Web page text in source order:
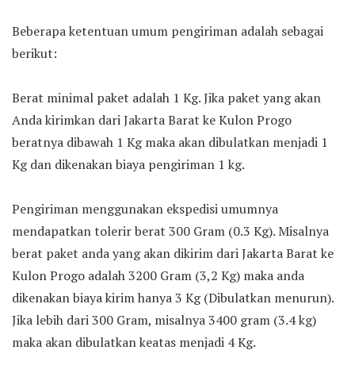
Beberapa ketentuan umum pengiriman adalah sebagai
berikut:
Berat minimal paket adalah 1 Kg. Jika paket yang akan
Anda kirimkan dari Jakarta Barat ke Kulon Progo
beratnya dibawah 1 Kg maka akan dibulatkan menjadi 1
Kg dan dikenakan biaya pengiriman 1 kg.
Pengiriman menggunakan ekspedisi umumnya
mendapatkan tolerir berat 300 Gram (0.3 Kg). Misalnya
berat paket anda yang akan dikirim dari Jakarta Barat ke
Kulon Progo adalah 3200 Gram (3,2 Kg) maka anda
dikenakan biaya kirim hanya 3 Kg (Dibulatkan menurun).
Jika lebih dari 300 Gram, misalnya 3400 gram (3.4 kg)
maka akan dibulatkan keatas menjadi 4 Kg.